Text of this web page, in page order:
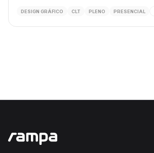
DESIGN GRÁFICO CLT PLENO PRESENCIAL